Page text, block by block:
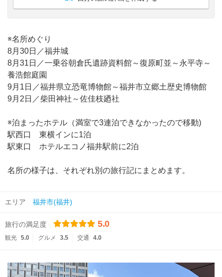
※名所めぐり
8月30日／福井城
8月31日／一乗谷朝倉氏遺跡資料館～復原町並～永平寺～
養浩館庭園
9月1日／福井県立恐竜博物館～福井市立郷土歴史博物館
9月2日／柴田神社～佐佳枝廼社
※泊まったホテル（満室で3連泊できなかったので移動)
駅西口 東横インに1泊
駅東口 ホテルエコノ福井駅前に2泊
名所の様子は、それぞれ別の旅行記にまとめます。
エリア 福井市(福井)
旅行の満足度 5.0
観光 5.0 グルメ 3.5 交通 4.0